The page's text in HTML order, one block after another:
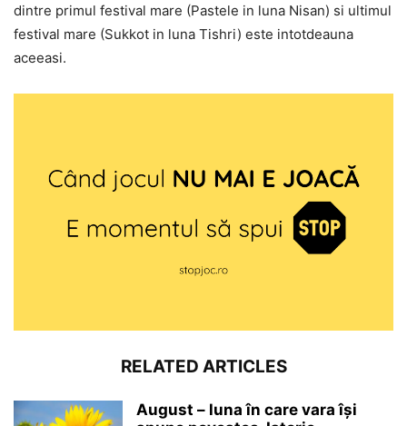
dintre primul festival mare (Pastele in luna Nisan) si ultimul
festival mare (Sukkot in luna Tishri) este intotdeauna
aceeasi.
RELATED ARTICLES
August – luna în care vara își